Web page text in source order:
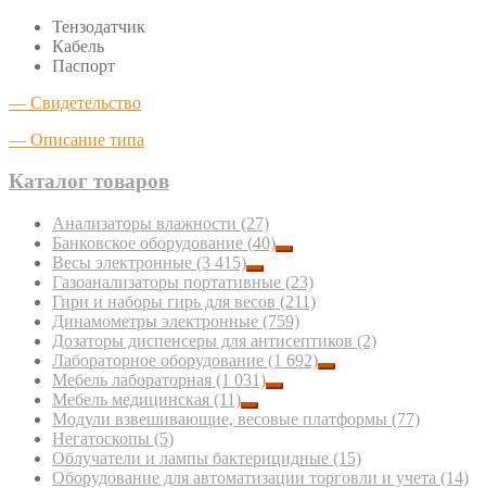
Тензодатчик
Кабель
Паспорт
— Свидетельство
— Описание типа
Каталог товаров
Анализаторы влажности (27)
Банковское оборудование (40)
Весы электронные (3 415)
Газоанализаторы портативные (23)
Гири и наборы гирь для весов (211)
Динамометры электронные (759)
Дозаторы диспенсеры для антисептиков (2)
Лабораторное оборудование (1 692)
Мебель лабораторная (1 031)
Мебель медицинская (11)
Модули взвешивающие, весовые платформы (77)
Негатоскопы (5)
Облучатели и лампы бактерицидные (15)
Оборудование для автоматизации торговли и учета (14)